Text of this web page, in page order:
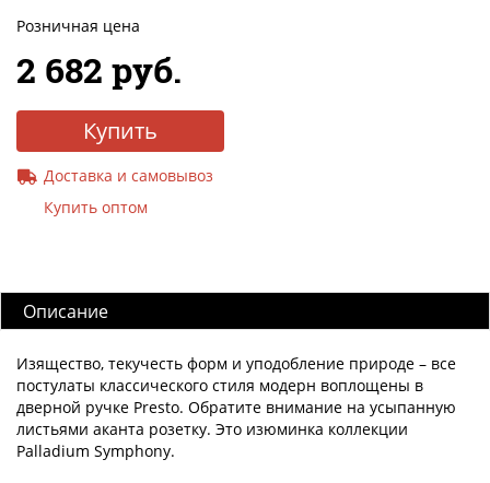
Розничная цена
2 682 руб.
Купить
Доставка и самовывоз
Купить оптом
Описание
Изящество, текучесть форм и уподобление природе – все
постулаты классического стиля модерн воплощены в
дверной ручке Presto. Обратите внимание на усыпанную
листьями аканта розетку. Это изюминка коллекции
Palladium Symphony.